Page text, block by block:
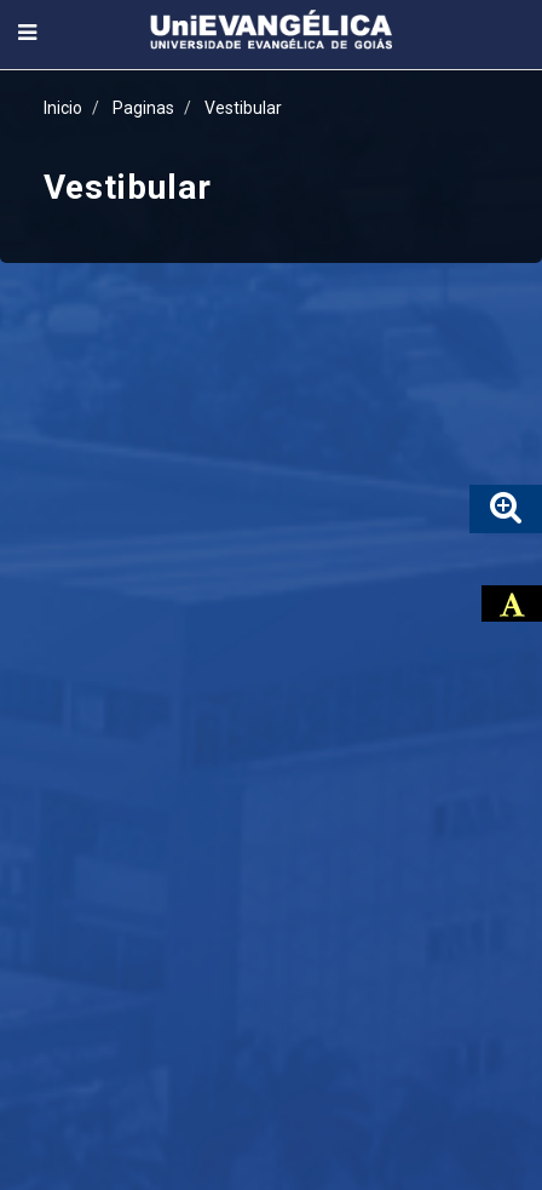
Inicio Paginas Vestibular
Vestibular